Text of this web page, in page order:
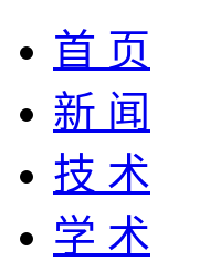
首 页
新 闻
技 术
学 术